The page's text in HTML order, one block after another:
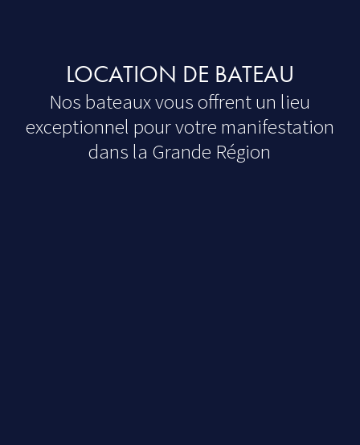
LOCATION DE BATEAU
Nos bateaux vous offrent un lieu
exceptionnel pour votre manifestation
dans la Grande Région